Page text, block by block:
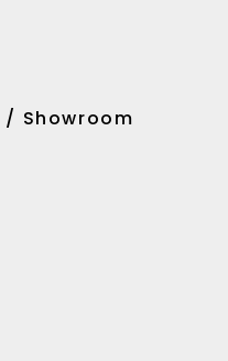
Showroom
lumiere.fr